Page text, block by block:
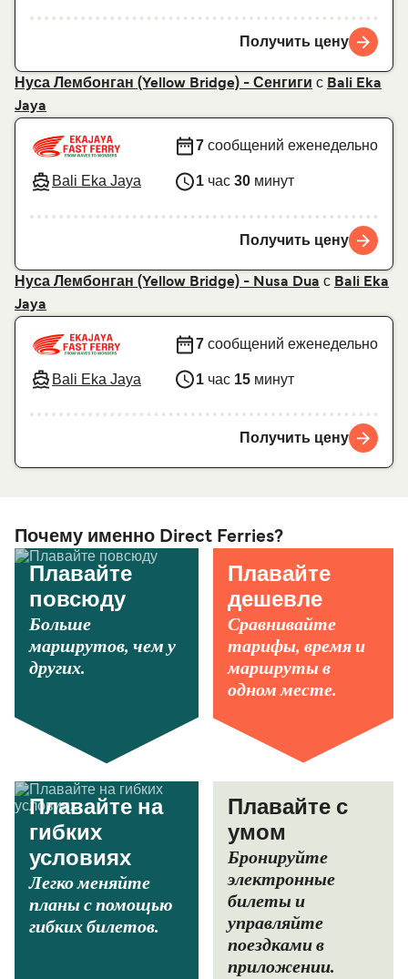
Получить цену
Нуса Лембонган (Yellow Bridge) - Сенгиги с Bali Eka
Jaya
Bali Eka Jaya
7 сообщений еженедельно
1 час 30 минут
Получить цену
Нуса Лембонган (Yellow Bridge) - Nusa Dua с Bali Eka
Jaya
Bali Eka Jaya
7 сообщений еженедельно
1 час 15 минут
Получить цену
Почему именно Direct Ferries?
Плавайте
повсюду
Больше
маршрутов, чем у
других.
Плавайте
дешевле
Сравнивайте
тарифы, время и
маршруты в
одном месте.
Плавайте на
гибких
условиях
Легко меняйте
планы с помощью
гибких билетов.
Плавайте с
умом
Бронируйте
электронные
билеты и
управляйте
поездками в
приложении.